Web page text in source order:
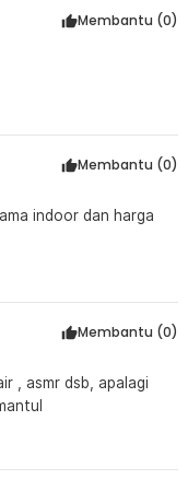
Membantu (0)
Membantu (0)
indoor dan harga
Membantu (0)
, asmr dsb, apalagi